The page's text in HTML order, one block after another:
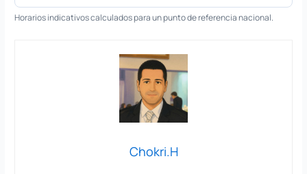
Horarios indicativos calculados para un punto de referencia nacional.
Chokri.H